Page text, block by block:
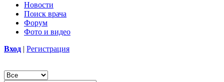
Новости
Поиск врача
Форум
Фото и видео
Вход | Регистрация